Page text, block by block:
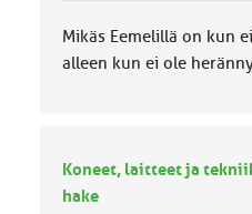
Mikäs Eemelillä on kun
alleen kun ei ole
Koneet, laitteet ja
hake